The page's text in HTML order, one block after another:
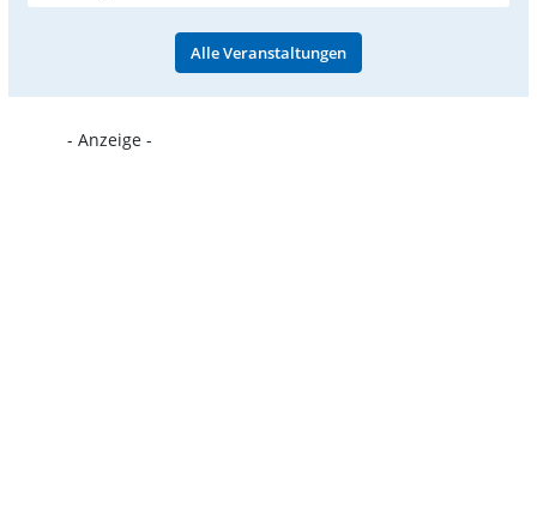
Alle Veranstaltungen
- Anzeige -